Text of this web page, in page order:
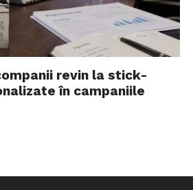
revin la stick-
în campaniile